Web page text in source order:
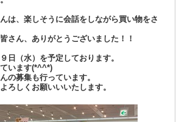
は、楽しそうに会話をしながら買い物をさ
さん、ありがとうございました！！
日（水）を予定しております。
います(*^^*)
の募集も行っています。
ろしくお願いいいたします。